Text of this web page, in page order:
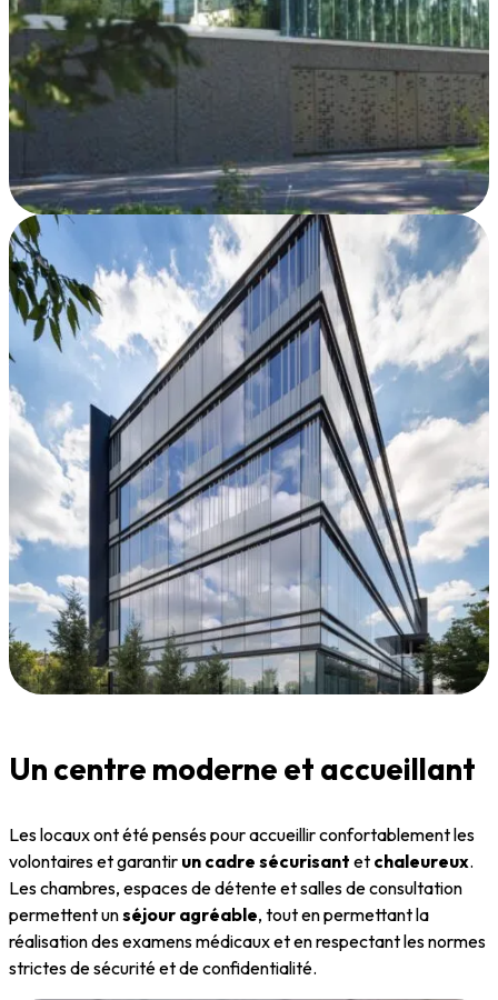
Un centre moderne et accueillant
Les locaux ont été pensés pour accueillir confortablement les
volontaires et garantir un cadre sécurisant et chaleureux.
Les chambres, espaces de détente et salles de consultation
permettent unséjour agréable, tout en permettant la
réalisation des examens médicaux et en respectant les normes
strictes de sécurité et de confidentialité.